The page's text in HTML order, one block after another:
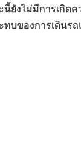
ยังไม่มีการเกิด
ทบของการเดินร